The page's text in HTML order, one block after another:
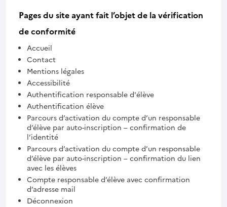
Pages du site ayant fait l’objet de la vérification
de conformité
Accueil
Contact
Mentions légales
Accessibilité
Authentification responsable d'élève
Authentification élève
Parcours d’activation du compte d’un responsable
d’élève par auto-inscription – confirmation de
l’identité
Parcours d’activation du compte d’un responsable
d’élève par auto-inscription – confirmation du lien
avec les élèves
Compte responsable d’élève avec confirmation
d’adresse mail
Déconnexion